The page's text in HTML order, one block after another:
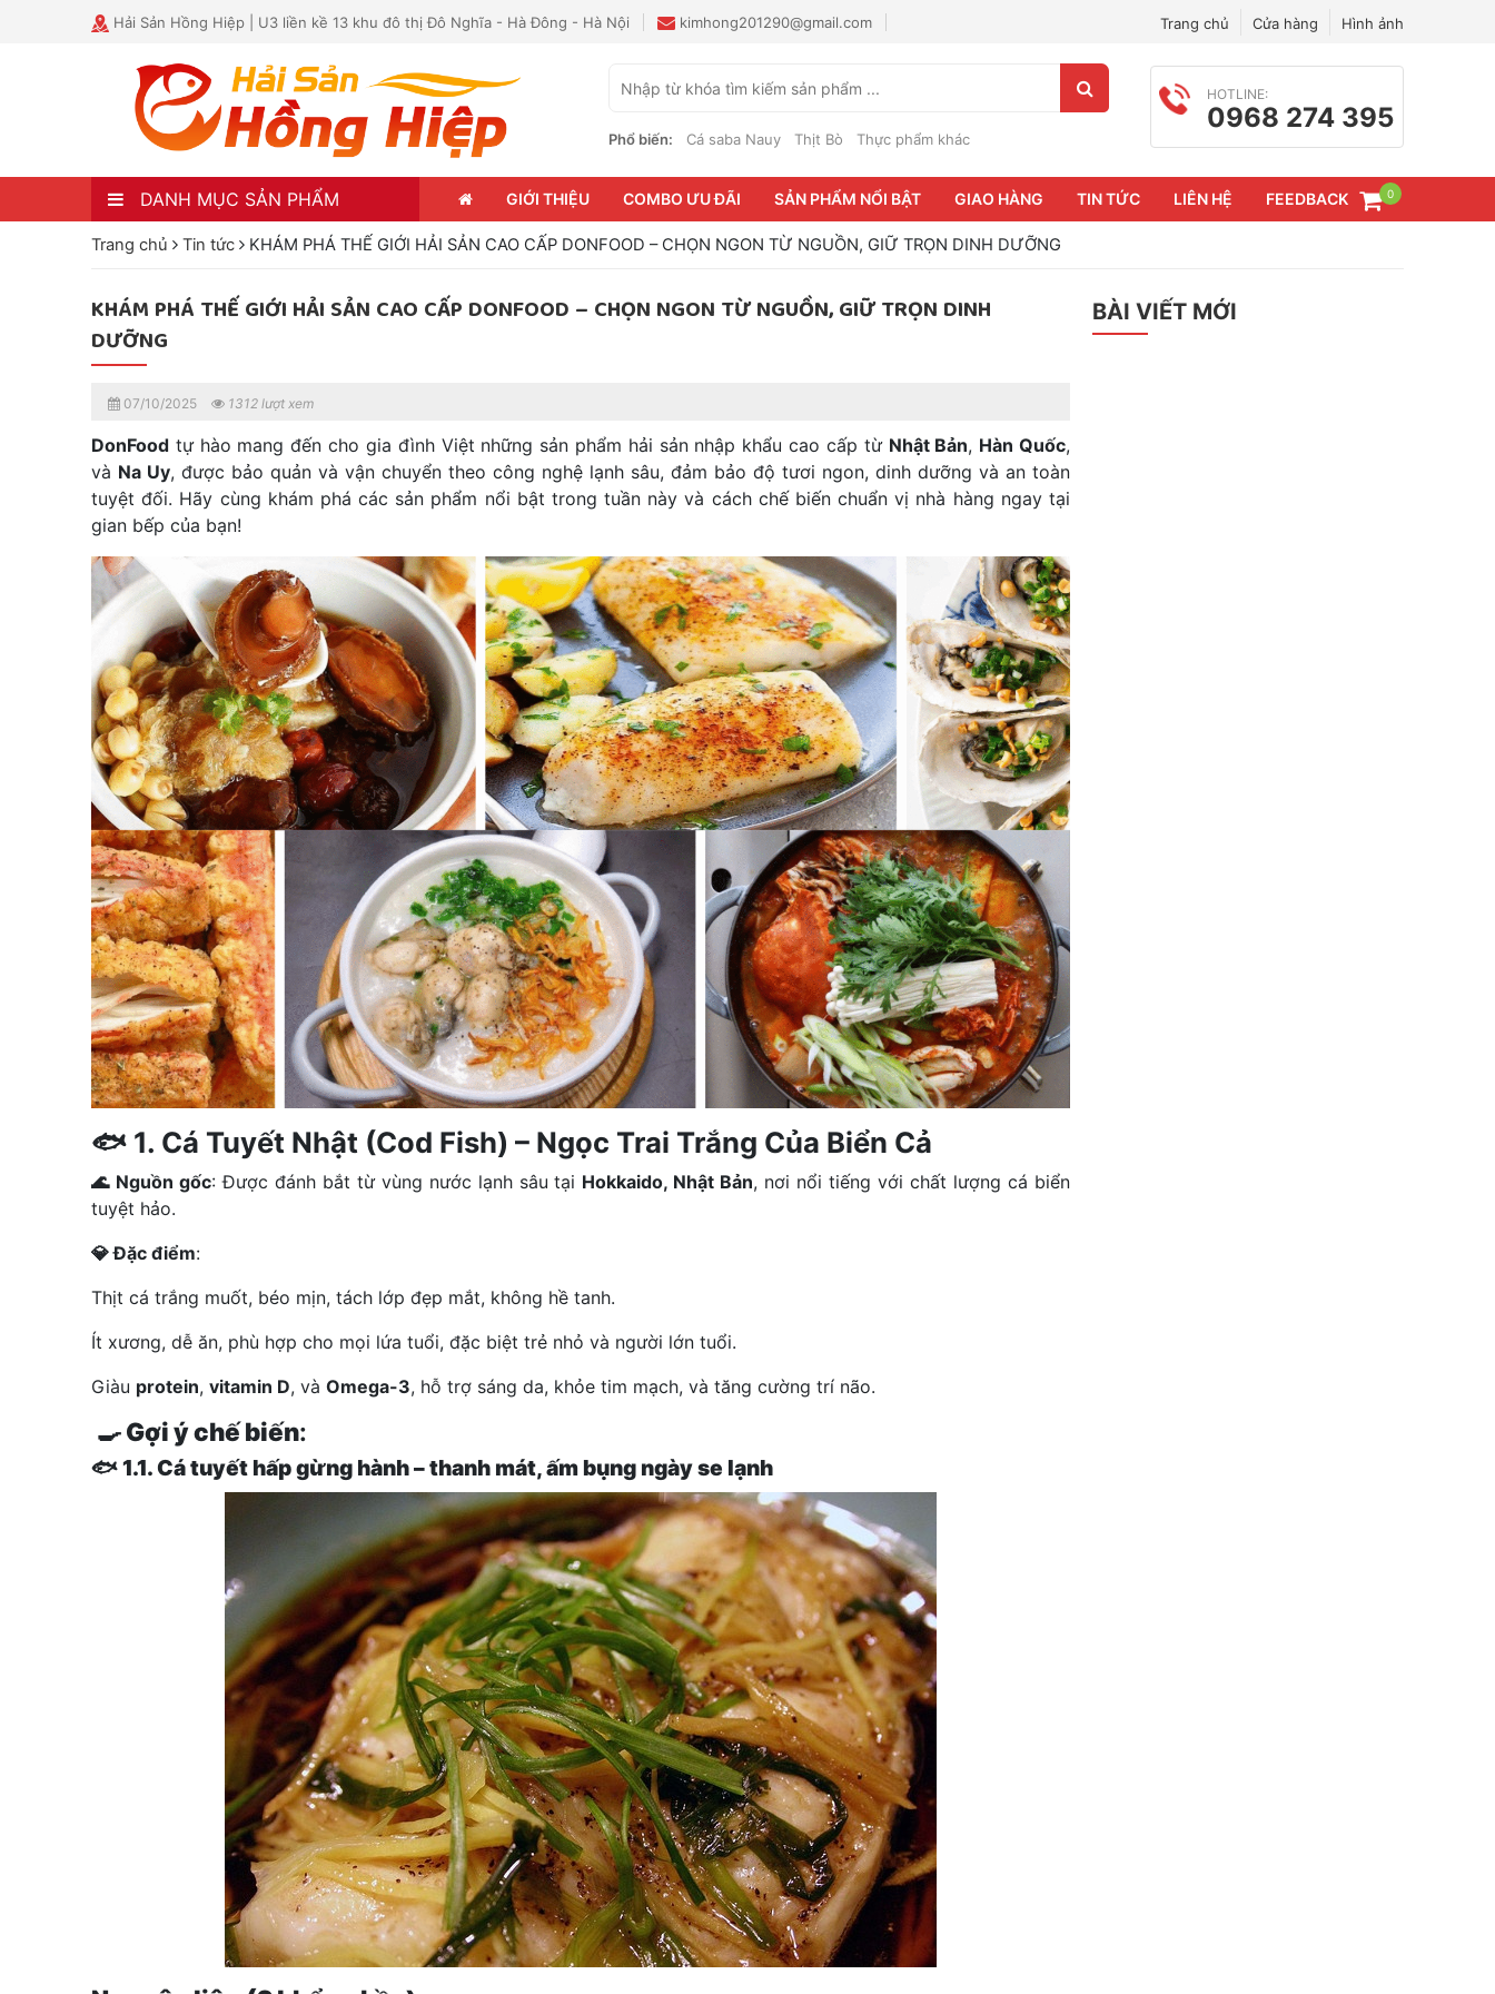
Hải Sản Hồng Hiệp | U3 liền kề 13 khu đô thị Đô Nghĩa - Hà Đông - Hà Nội kimhong201290@gmail.com Trang chủ Cửa hàng Hình ảnh
Phổ biến: Cá saba Nauy Thịt Bò Thực phẩm khác
HOTLINE:
0968 274 395
DANH MỤC SẢN PHẨM GIỚI THIỆU COMBO ƯU ĐÃI SẢN PHẨM NỔI BẬT GIAO HÀNG TIN TỨC LIÊN HỆ FEEDBACK 0
Trang chủ Tin tức KHÁM PHÁ THẾ GIỚI HẢI SẢN CAO CẤP DONFOOD – CHỌN NGON TỪ NGUỒN, GIỮ TRỌN DINH DƯỠNG
KHÁM PHÁ THẾ GIỚI HẢI SẢN CAO CẤP DONFOOD – CHỌN NGON TỪ NGUỒN, GIỮ TRỌN DINH
DƯỠNG
07/10/2025 1312 lượt xem
DonFood tự hào mang đến cho gia đình Việt những sản phẩm hải sản nhập khẩu cao cấp từ Nhật Bản, Hàn Quốc,
và Na Uy, được bảo quản và vận chuyển theo công nghệ lạnh sâu, đảm bảo độ tươi ngon, dinh dưỡng và an toàn
tuyệt đối. Hãy cùng khám phá các sản phẩm nổi bật trong tuần này và cách chế biến chuẩn vị nhà hàng ngay tại
gian bếp của bạn!
🐟 1. Cá Tuyết Nhật (Cod Fish) – Ngọc Trai Trắng Của Biển Cả
🌊 Nguồn gốc: Được đánh bắt từ vùng nước lạnh sâu tại Hokkaido, Nhật Bản, nơi nổi tiếng với chất lượng cá biển
tuyệt hảo.
💎 Đặc điểm:
Thịt cá trắng muốt, béo mịn, tách lớp đẹp mắt, không hề tanh.
Ít xương, dễ ăn, phù hợp cho mọi lứa tuổi, đặc biệt trẻ nhỏ và người lớn tuổi.
Giàu protein, vitamin D, và Omega-3, hỗ trợ sáng da, khỏe tim mạch, và tăng cường trí não.
🍳 Gợi ý chế biến:
🐟1.1. Cá tuyết hấp gừng hành – thanh mát, ấm bụng ngày se lạnh
BÀI VIẾT MỚI